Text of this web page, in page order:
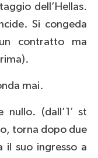
dell’Hellas.
Si congeda
contratto ma
mai.
nullo. (dall’1′ st
torna dopo due
il suo ingresso a